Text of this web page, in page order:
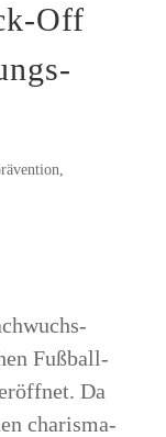
Off
,
Fuß­ball­
Da
cha­ris­ma­